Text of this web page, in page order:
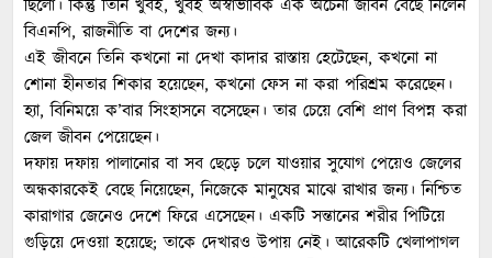
ছিলো। কিন্তু তিনি খুবই, খুবই অস্বাভাবিক এক অচেনা জীবন বেছে নিলেন
বিএনপি, রাজনীতি বা দেশের জন্য।
এই জীবনে তিনি কখনো না দেখা কাদার রাস্তায় হেটেছেন, কখনো না
শোনা হীনতার শিকার হয়েছেন, কখনো ফেস না করা পরিশ্রম করেছেন।
হ্যা, বিনিময়ে ক’বার সিংহাসনে বসেছেন। তার চেয়ে বেশি প্রাণ বিপন্ন করা
জেল জীবন পেয়েছেন।
দফায় দফায় পালানোর বা সব ছেড়ে চলে যাওয়ার সুযোগ পেয়েও জেলের
অন্ধকারকেই বেছে নিয়েছেন, নিজেকে মানুষের মাঝে রাখার জন্য। নিশ্চিত
কারাগার জেনেও দেশে ফিরে এসেছেন। একটি সন্তানের শরীর পিটিয়ে
গুড়িয়ে দেওয়া হয়েছে; তাকে দেখারও উপায় নেই। আরেকটি খেলাপাগল